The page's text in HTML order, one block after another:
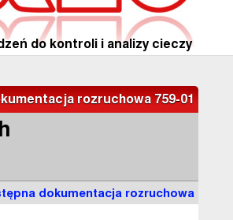
do kontroli i analizy cieczy
rozruchowa 759-01
dokumentacja rozruchowa